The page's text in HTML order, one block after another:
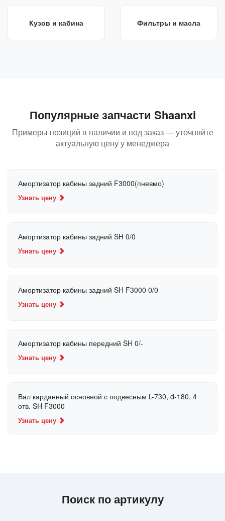
Кузов и кабина Фильтры и масла
Популярные запчасти Shaanxi
Примеры позиций в наличии и под заказ — уточняйте
актуальную цену у менеджера
Амортизатор кабины задний F3000(пневмо)
Узнать цену
Амортизатор кабины задний SH 0/0
Узнать цену
Амортизатор кабины задний SH F3000 0/0
Узнать цену
Амортизатор кабины передний SH 0/-
Узнать цену
Вал карданный основной с подвесным L-730, d-180, 4
отв. SH F3000
Узнать цену
Поиск по артикулу